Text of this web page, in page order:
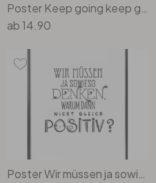
Poster Keep going keep growing | Mindset Poster mit Motivationsspruch
ab14.90
Poster Wir müssen ja sowieso denken